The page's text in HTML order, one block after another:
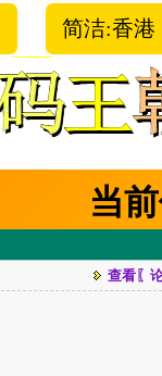
简洁:香港
当
查看〖